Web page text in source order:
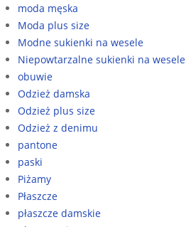
moda męska
Moda plus size
Modne sukienki na wesele
Niepowtarzalne sukienki na wesele
obuwie
Odzież damska
Odzież plus size
Odzież z denimu
pantone
paski
Piżamy
Płaszcze
płaszcze damskie